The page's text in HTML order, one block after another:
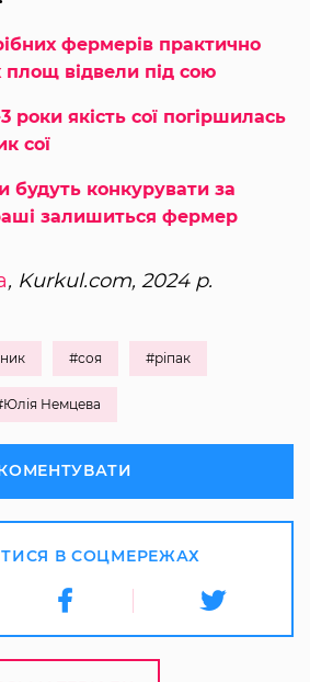
фермерів практично
площ відвели під сою
роки якість сої погіршилась
сої
будуть конкурувати за
залишиться фермер
, Kurkul.com, 2024 р.
#соя #ріпак
Немцева
В СОЦМЕРЕЖАХ